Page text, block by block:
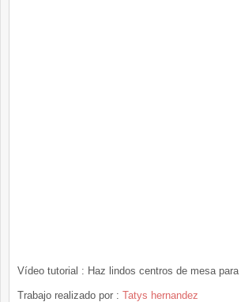
Vídeo tutorial : Haz lindos centros de mesa
Trabajo realizado por : Tatys hernandez